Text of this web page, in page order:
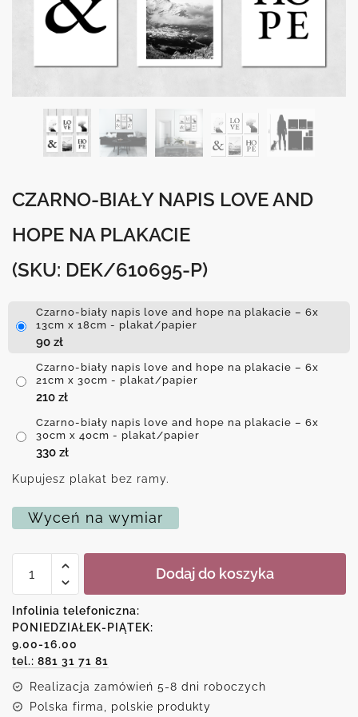
CZARNO-BIAŁY NAPIS LOVE AND
HOPE NA PLAKACIE
(SKU: DEK/610695-P)
Czarno-biały napis love and hope na plakacie – 6x
13cm x 18cm - plakat/papier
90 zł
Czarno-biały napis love and hope na plakacie – 6x
21cm x 30cm - plakat/papier
210 zł
Czarno-biały napis love and hope na plakacie – 6x
30cm x 40cm - plakat/papier
330 zł
Kupujesz plakat bez ramy.
Wyceń na wymiar
Czarno-
love
and
hope
na
Dodaj do koszyka
Infolinia telefoniczna:
PONIEDZIAŁEK-PIĄTEK:
9.00-16.00
tel.: 881 31 71 81
Realizacja zamówień 5-8 dni roboczych
Polska firma, polskie produkty